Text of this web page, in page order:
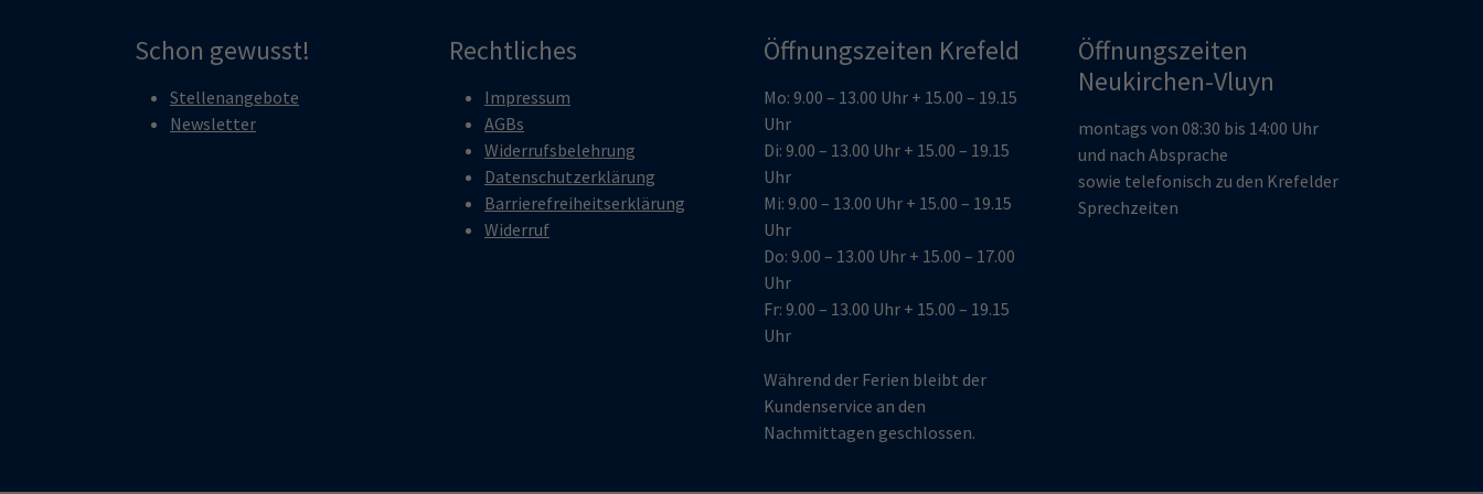
Schon gewusst!
Stellenangebote
Newsletter
Rechtliches
Impressum
AGBs
Widerrufsbelehrung
Datenschutzerklärung
Barrierefreiheitserklärung
Widerruf
Öffnungszeiten Krefeld
Mo: 9.00 – 13.00 Uhr + 15.00 – 19.15
Uhr
Di: 9.00 – 13.00 Uhr + 15.00 – 19.15
Uhr
Mi: 9.00 – 13.00 Uhr + 15.00 – 19.15
Uhr
Do: 9.00 – 13.00 Uhr + 15.00 – 17.00
Uhr
Fr: 9.00 – 13.00 Uhr + 15.00 – 19.15
Uhr
Während der Ferien bleibt der
Kundenservice an den
Nachmittagen geschlossen.
Öffnungszeiten
Neukirchen-Vluyn
montags von 08:30 bis 14:00 Uhr
und nach Absprache
sowie telefonisch zu den Krefelder
Sprechzeiten